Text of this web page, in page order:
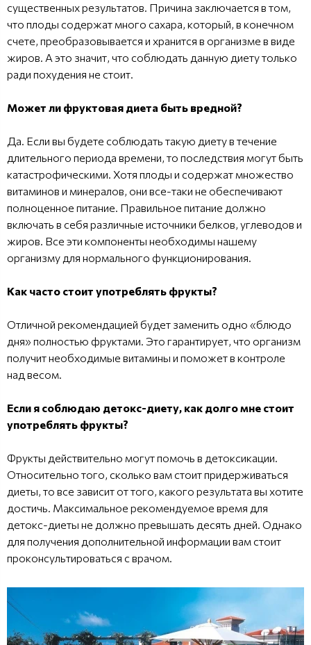
существенных результатов. Причина заключается в том,
что плоды содержат много сахара, который, в конечном
счете, преобразовывается и хранится в организме в виде
жиров. А это значит, что соблюдать данную диету только
ради похудения не стоит.
Может ли фруктовая диета быть вредной?
Да. Если вы будете соблюдать такую диету в течение
длительного периода времени, то последствия могут быть
катастрофическими. Хотя плоды и содержат множество
витаминов и минералов, они все-таки не обеспечивают
полноценное питание. Правильное питание должно
включать в себя различные источники белков, углеводов и
жиров. Все эти компоненты необходимы нашему
организму для нормального функционирования.
Как часто стоит употреблять фрукты?
Отличной рекомендацией будет заменить одно «блюдо
дня» полностью фруктами. Это гарантирует, что организм
получит необходимые витамины и поможет в контроле
над весом.
Если я соблюдаю детокс-диету, как долго мне стоит
употреблять фрукты?
Фрукты действительно могут помочь в детоксикации.
Относительно того, сколько вам стоит придерживаться
диеты, то все зависит от того, какого результата вы хотите
достичь. Максимальное рекомендуемое время для
детокс-диеты не должно превышать десять дней. Однако
для получения дополнительной информации вам стоит
проконсультироваться с врачом.